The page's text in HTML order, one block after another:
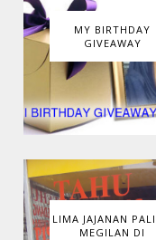
MY BIRTHDAY
GIVEAWAY
LIMA JAJANAN
MEGILAN DI